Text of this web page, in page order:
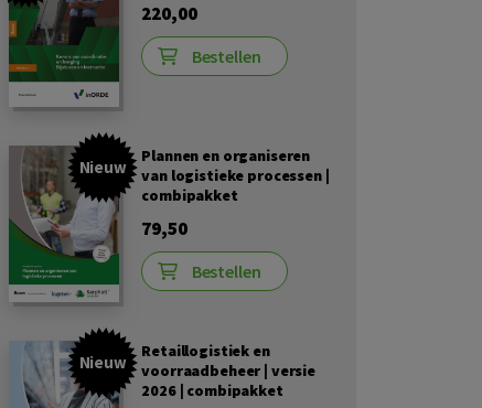
220,00
Bestellen
Nieuw
Plannen en organiseren
van logistieke processen |
combipakket
79,50
Bestellen
Nieuw
Retaillogistiek en
voorraadbeheer | versie
2026 | combipakket